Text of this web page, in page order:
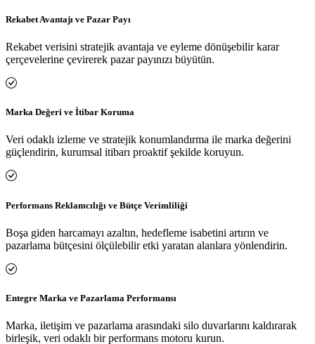
Rekabet Avantajı ve Pazar Payı
Rekabet verisini stratejik avantaja ve eyleme dönüşebilir karar
çerçevelerine çevirerek pazar payınızı büyütün.
Marka Değeri ve İtibar Koruma
Veri odaklı izleme ve stratejik konumlandırma ile marka değerini
güçlendirin, kurumsal itibarı proaktif şekilde koruyun.
Performans Reklamcılığı ve Bütçe Verimliliği
Boşa giden harcamayı azaltın, hedefleme isabetini artırın ve
pazarlama bütçesini ölçülebilir etki yaratan alanlara yönlendirin.
Entegre Marka ve Pazarlama Performansı
Marka, iletişim ve pazarlama arasındaki silo duvarlarını kaldırarak
birleşik, veri odaklı bir performans motoru kurun.